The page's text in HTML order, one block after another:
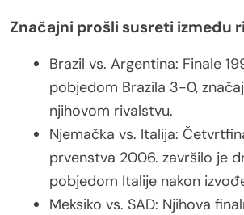
Značajni prošli susreti između
Brazil vs. Argentina: Finale
pobjedom Brazila 3-0,
njihovom rivalstvu.
Njemačka vs. Italija:
prvenstva 2006. završilo je
pobjedom Italije nakon
Meksiko vs. SAD: Njihova